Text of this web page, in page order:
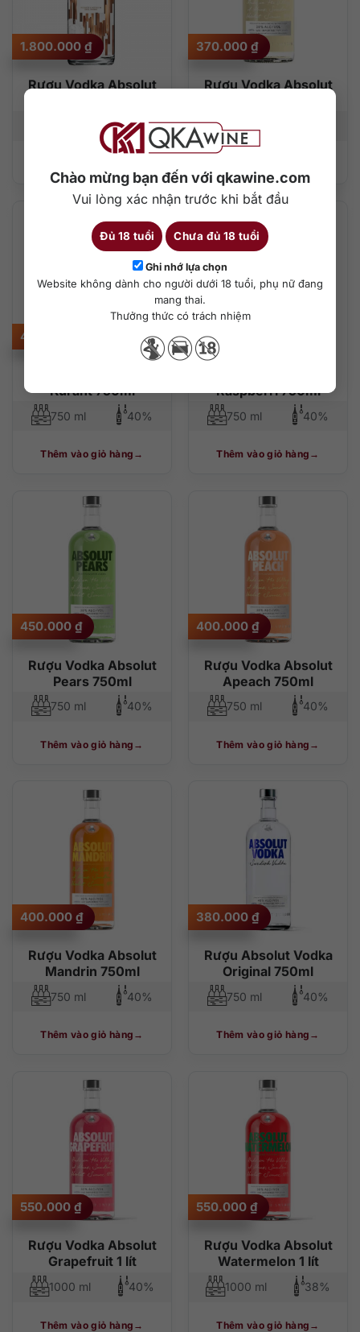
Chào mừng bạn đến với qkawine.com
Vui lòng xác nhận trước khi bắt đầu
Đủ 18 tuổi Chưa đủ 18 tuổi
Ghi nhớ lựa chọn
Website không dành cho người dưới 18 tuổi, phụ nữ đang
mang thai.
Thưởng thức có trách nhiệm
Rượu Vodka Absolut
1.800.000 ₫
42,3%
Rượu Vodka Absolut
370.000 ₫
Kurant 750ml
400.000
750 ml 40%
Thêm vào giỏ hàng
Raspberri 750ml
370.000
750 ml 40%
Thêm vào giỏ hàng
Rượu Vodka Absolut
Pears 750ml
450.000 ₫
750 ml 40%
Thêm vào giỏ hàng
Rượu Vodka Absolut
Apeach 750ml
400.000 ₫
750 ml 40%
Thêm vào giỏ hàng
Rượu Vodka Absolut
Mandrin 750ml
400.000 ₫
750 ml 40%
Thêm vào giỏ hàng
Rượu Absolut Vodka
Original 750ml
380.000 ₫
750 ml 40%
Thêm vào giỏ hàng
Rượu Vodka Absolut
Grapefruit 1 lít
550.000 ₫
1000 ml 40%
Thêm vào giỏ hàng
Rượu Vodka Absolut
Watermelon 1 lít
550.000 ₫
1000 ml 38%
Thêm vào giỏ hàng